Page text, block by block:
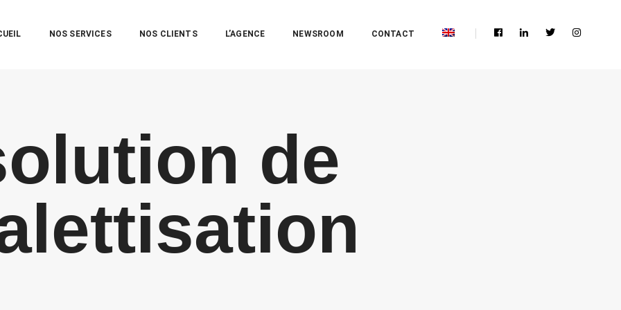
NOS SERVICES NOS CLIENTS L’AGENCE NEWSROOM CONTACT
de